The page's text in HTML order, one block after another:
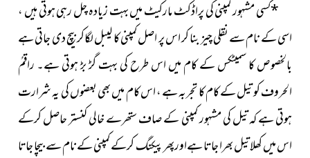
*کسی مشہور کمپنی کی پراڈکٹ مارکیٹ میں بہت زیادہ چل رہی ہوتی ہیں ،
اسی کے نام سے نقلی چیز بنا کر اس پر اصل کمپنی کا لیبل لگاکر بیچ دی جاتی ہے
بالخصوص کا سمیٹکس کے کام میں اس طرح کی بہت گڑ بڑ ہوتی ہے۔ راقمُ
الحروف کو تیل کے کام کا تجربہ ہے ، اس کام میں بھی بعضوں کی یہ شرارت
ہوتی ہے کہ تیل کی مشہور کمپنی کے صاف ستھرے خالی کنستر حاصل کرکے
اس میں کھلا تیل بھرا جاتا ہےاورپھر پیکنگ کرکے کمپنی کے نام سے بیچا جاتا